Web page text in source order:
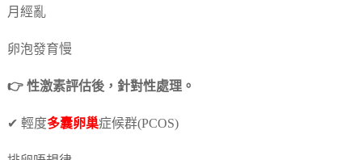
月經亂
卵泡發育慢
👉 性激素評估後，針對性處理。
✔ 輕度多囊卵巢症候群(PCOS)